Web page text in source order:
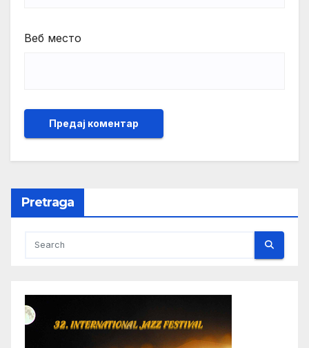
Веб место
Pretraga